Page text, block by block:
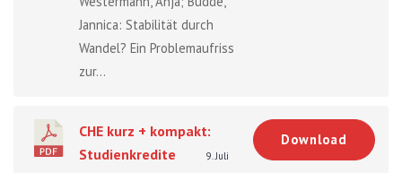
Jannica: Stabilität durch
Wandel? Ein Problemaufriss
zur...
CHE kurz + kompakt:
Studienkredite
9. Juli
Download